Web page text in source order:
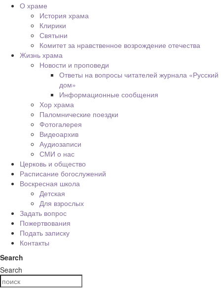
О храме
История храма
Клирики
Святыни
Комитет за нравственное возрождение отечества
Жизнь храма
Новости и проповеди
Ответы на вопросы читателей журнала «Русский
дом»
Информационные сообщения
Хор храма
Паломнические поездки
Фотогалерея
Видеоархив
Аудиозаписи
СМИ о нас
Церковь и общество
Расписание богослужений
Воскресная школа
Детская
Для взрослых
Задать вопрос
Пожертвования
Подать записку
Контакты
Search
Search